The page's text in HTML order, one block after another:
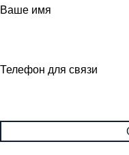
Ваше имя
Телефон для связи